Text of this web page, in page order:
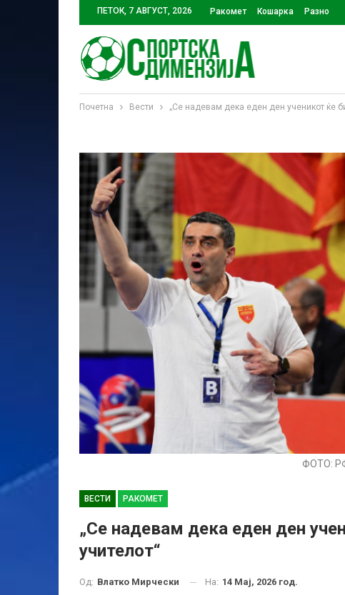
ПЕТОК, 7 АВГУСТ, 2026 Ракомет Кошарка Разно
Почетна Вести „Се надевам дека еден ден ученикот ќе
ФОТО:
ВЕСТИ РАКОМЕТ
„Се надевам дека еден ден
учителот“
Од: Влатко Мирчески На: 14 Мај, 2026 год.